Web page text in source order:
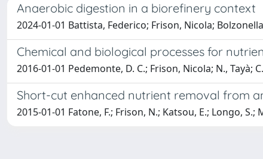
Anaerobic digestion in a biorefinery context
2024-01-01 Battista, Federico; Frison, Nicola;
Chemical and biological processes for
2016-01-01 Pedemonte, D. C.; Frison, Nicola; N., Tayà;
Short-cut enhanced nutrient removal from
2015-01-01 Fatone, F.; Frison, N.; Katsou, E.; Longo, S.;